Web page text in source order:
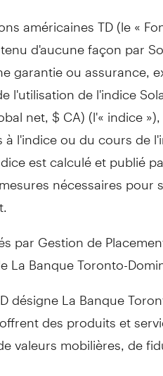
américaines TD (le «
d'aucune façon par
garantie ou assurance,
l'utilisation de l'indice
net, $ CA) (l'« indice
l'indice ou du cours de
est calculé et publié
nécessaires pour
par Gestion de
La Banque Toronto-
désigne La Banque
des produits et
valeurs mobilières, de